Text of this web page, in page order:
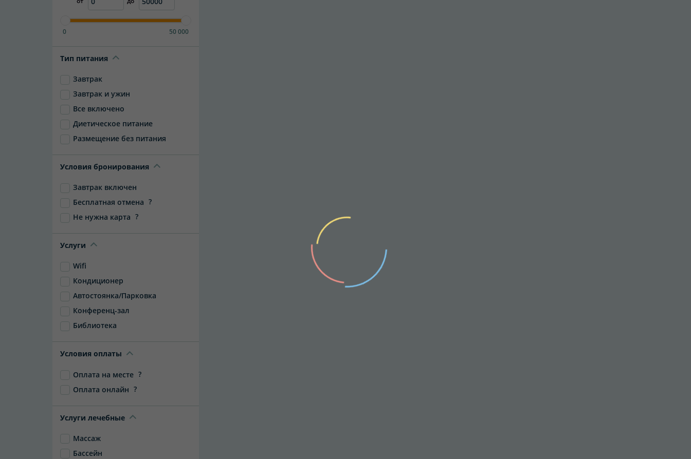
0 50 000
Тип питания
Завтрак
Завтрак и ужин
Все включено
Диетическое питание
Размещение без питания
Условия бронирования
Завтрак включен
Бесплатная отмена ?
Не нужна карта ?
Услуги
Wifi
Кондиционер
Автостоянка/Парковка
Конференц-зал
Библиотека
Условия оплаты
Оплата на месте ?
Оплата онлайн ?
Услуги лечебные
Массаж
Бассейн